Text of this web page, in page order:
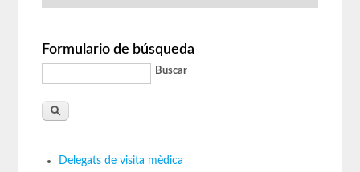
Formulario de búsqueda
Buscar
Delegats de visita mèdica